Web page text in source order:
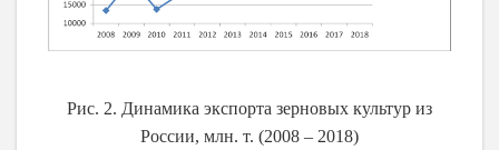
Рис. 2. Динамика экспорта зерновых культур из
России, млн. т. (2008 – 2018)